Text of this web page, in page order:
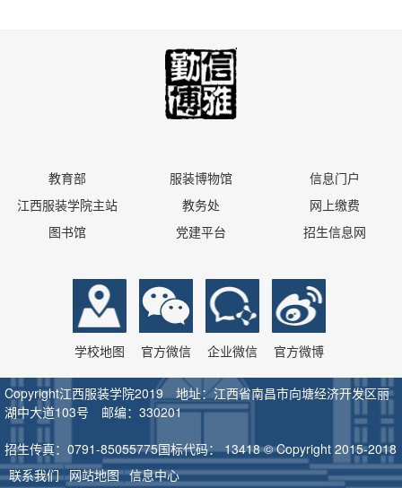
教育部
江西服装学院主站
图书馆
服装博物馆
教务处
党建平台
信息门户
网上缴费
招生信息网
学校地图 官方微信 企业微信 官方微博
Copyright江西服装学院2019 地址：江西省南昌市向塘经济开发区丽
湖中大道103号 邮编：330201
招生传真：0791-85055775国标代码： 13418 © Copyright 2015-2018
联系我们 网站地图 信息中心